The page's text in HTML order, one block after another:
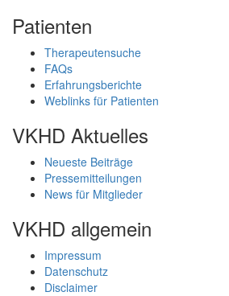
Patienten
Therapeutensuche
FAQs
Erfahrungsberichte
Weblinks für Patienten
VKHD Aktuelles
Neueste Beiträge
Pressemitteilungen
News für Mitglieder
VKHD allgemein
Impressum
Datenschutz
Disclaimer